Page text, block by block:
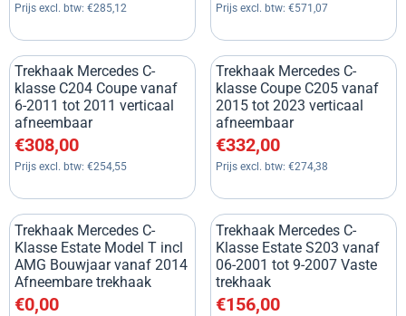
Prijs excl. btw: €285,12 Prijs excl. btw: €571,07
Trekhaak Mercedes C-
klasse C204 Coupe vanaf
6-2011 tot 2011 verticaal
afneembaar
Prijs: 308,00, exclusief btw: 254,55
€308,00
Prijs excl. btw: €254,55
Trekhaak Mercedes C-
klasse Coupe C205 vanaf
2015 tot 2023 verticaal
afneembaar
Prijs: 332,00, exclusief btw:
€332,00
Prijs excl. btw: €274,38
Trekhaak Mercedes C-
Klasse Estate Model T incl
AMG Bouwjaar vanaf 2014
Afneembare trekhaak
Prijs: 0,00, exclusief btw: 0,00
€0,00
Trekhaak Mercedes C-
Klasse Estate S203 vanaf
06-2001 tot 9-2007 Vaste
trekhaak
Prijs: 156,00, exclusief btw:
€156,00